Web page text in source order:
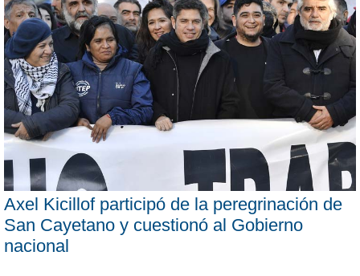
Axel Kicillof participó de la peregrinación de
San Cayetano y cuestionó al Gobierno
nacional